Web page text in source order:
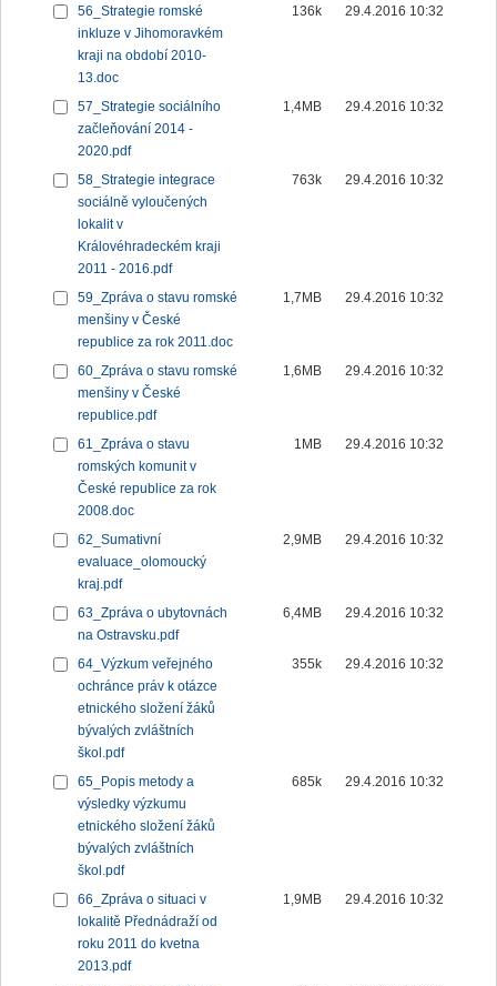
56_Strategie romské
inkluze v Jihomoravkém
kraji na období 2010-
13.doc
136k 29.4.2016 10:32
57_Strategie sociálního
začleňování 2014 -
2020.pdf
1,4MB 29.4.2016 10:32
58_Strategie integrace
sociálně vyloučených
lokalit v
Královéhradeckém kraji
2011 - 2016.pdf
763k 29.4.2016 10:32
59_Zpráva o stavu romské
menšiny v České
republice za rok 2011.doc
1,7MB 29.4.2016 10:32
60_Zpráva o stavu romské
menšiny v České
republice.pdf
1,6MB 29.4.2016 10:32
61_Zpráva o stavu
romských komunit v
České republice za rok
2008.doc
1MB 29.4.2016 10:32
62_Sumativní
evaluace_olomoucký
kraj.pdf
2,9MB 29.4.2016 10:32
63_Zpráva o ubytovnách
na Ostravsku.pdf
6,4MB 29.4.2016 10:32
64_Výzkum veřejného
ochránce práv k otázce
etnického složení žáků
bývalých zvláštních
škol.pdf
355k 29.4.2016 10:32
65_Popis metody a
výsledky výzkumu
etnického složení žáků
bývalých zvláštních
škol.pdf
685k 29.4.2016 10:32
66_Zpráva o situaci v
lokalitě Přednádraží od
roku 2011 do kvetna
2013.pdf
1,9MB 29.4.2016 10:32